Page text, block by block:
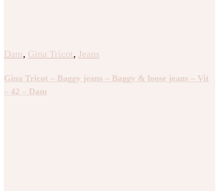
Dam, Gina Tricot, Jeans
Gina Tricot – Baggy jeans – Baggy & loose jeans – Vit
– 42 – Dam